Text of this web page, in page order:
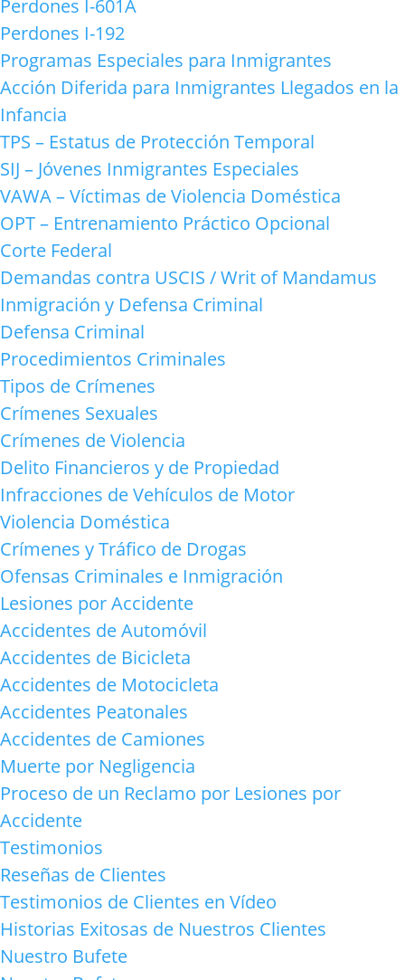
Perdones I-601A
Perdones I-192
Programas Especiales para Inmigrantes
Acción Diferida para Inmigrantes Llegados en la
Infancia
TPS – Estatus de Protección Temporal
SIJ – Jóvenes Inmigrantes Especiales
VAWA – Víctimas de Violencia Doméstica
OPT – Entrenamiento Práctico Opcional
Corte Federal
Demandas contra USCIS / Writ of Mandamus
Inmigración y Defensa Criminal
Defensa Criminal
Procedimientos Criminales
Tipos de Crímenes
Crímenes Sexuales
Crímenes de Violencia
Delito Financieros y de Propiedad
Infracciones de Vehículos de Motor
Violencia Doméstica
Crímenes y Tráfico de Drogas
Ofensas Criminales e Inmigración
Lesiones por Accidente
Accidentes de Automóvil
Accidentes de Bicicleta
Accidentes de Motocicleta
Accidentes Peatonales
Accidentes de Camiones
Muerte por Negligencia
Proceso de un Reclamo por Lesiones por
Accidente
Testimonios
Reseñas de Clientes
Testimonios de Clientes en Vídeo
Historias Exitosas de Nuestros Clientes
Nuestro Bufete